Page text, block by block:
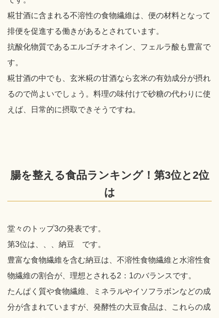
糀甘酒に含まれる不溶性の食物繊維は、便の材料となって
排便を促進する働きがあるとされています。
抗酸化物質であるエルゴチオネイン、フェルラ酸も豊富で
す。
糀甘酒の中でも、玄米糀の甘酒なら玄米の有効成分が摂れ
るので尚よいでしょう。料理の味付けで砂糖の代わりに使
えば、日常的に摂取できそうですね。
腸を整える食品ランキング！第3位と2位
は
堂々のトップ3の発表です。
第3位は、、、納豆 です。
豊富な食物繊維を含む納豆は、不溶性食物繊維と水溶性食
物繊維の割合が、理想とされる2：1のバランスです。
たんぱく質や食物繊維、ミネラルやイソフラボンなどの成
分が含まれていますが、発酵性の大豆食品は、これらの成